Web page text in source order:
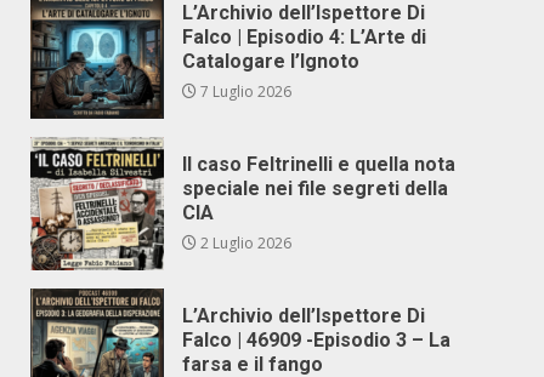
L’Archivio dell’Ispettore Di
Falco | Episodio 4: L’Arte di
Catalogare l’Ignoto
7 Luglio 2026
Il caso Feltrinelli e quella nota
speciale nei file segreti della
CIA
2 Luglio 2026
L’Archivio dell’Ispettore Di
Falco | 46909 -Episodio 3 – La
farsa e il fango